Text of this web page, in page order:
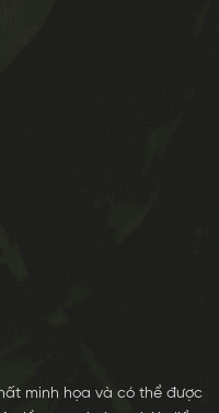
minh họa và có thể được